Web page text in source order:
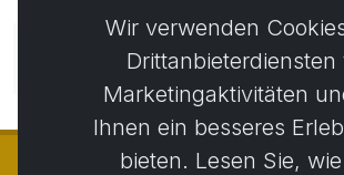
einen Kommentar
Wir verwenden
Drittanbieterdiensten
Marketingaktivitäten
Ihnen ein besseres
bieten. Lesen Sie,